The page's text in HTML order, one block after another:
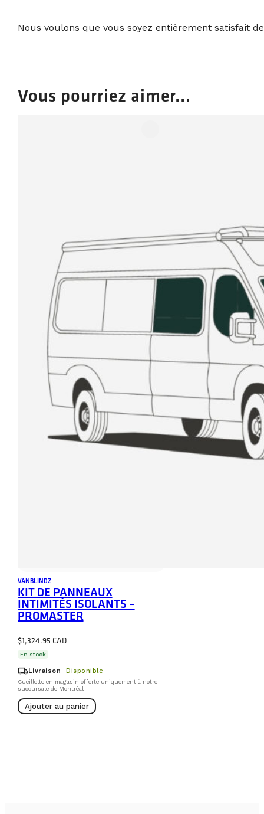
Nous voulons que vous soyez entièrement satisfait
Vous pourriez aimer...
VANBLINDZ
KIT DE PANNEAUX
INTIMITÉS ISOLANTS –
PROMASTER
$1,324.95
En stock
local_shipping Livraison Disponible
Cueillette en magasin offerte uniquement à notre
succursale de Montréal
Ajouter au panier